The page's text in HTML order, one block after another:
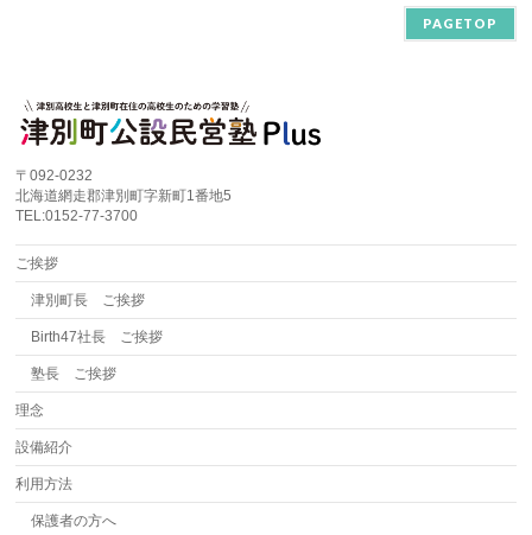
PAGETOP
〒092-0232
北海道網走郡津別町字新町1番地5
TEL:0152-77-3700
ご挨拶
津別町長 ご挨拶
Birth47社長 ご挨拶
塾長 ご挨拶
理念
設備紹介
利用方法
保護者の方へ